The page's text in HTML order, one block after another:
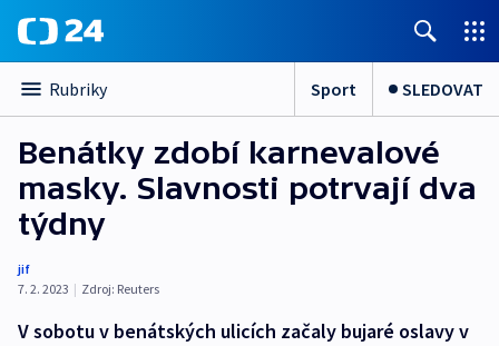
Rubriky Sport SLEDOVAT
Benátky zdobí karnevalové
masky. Slavnosti potrvají dva
týdny
jif
7. 2. 2023 | Zdroj: Reuters
V sobotu v benátských ulicích začaly bujaré oslavy v